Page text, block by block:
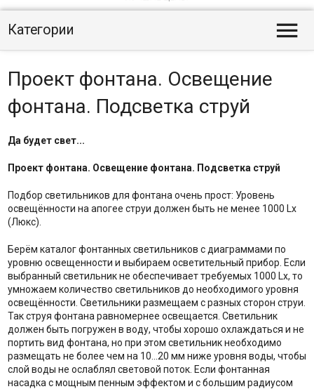
Категории 
Проект фонтана. Освещение
фонтана. Подсветка струй
Да будет свет...
Проект фонтана. Освещение фонтана. Подсветка струй
Подбор светильников для фонтана очень прост: Уровень
освещённости на апогее струи должен быть не менее 1000 Lx
(Люкс).
Берём каталог фонтанных светильников с диаграммами по
уровню освещенности и выбираем осветительный прибор. Если
выбранный светильник не обеспечивает требуемых 1000 Lx, то
умножаем количество светильников до необходимого уровня
освещённости. Светильники размещаем с разных сторон струи.
Так струя фонтана равномернее освещается. Светильник
должен быть погружен в воду, чтобы хорошо охлаждаться и не
портить вид фонтана, но при этом светильник необходимо
размещать не более чем на 10...20 мм ниже уровня воды, чтобы
слой воды не ослаблял световой поток. Если фонтанная
насадка с мощным пенным эффектом и с большим радиусом